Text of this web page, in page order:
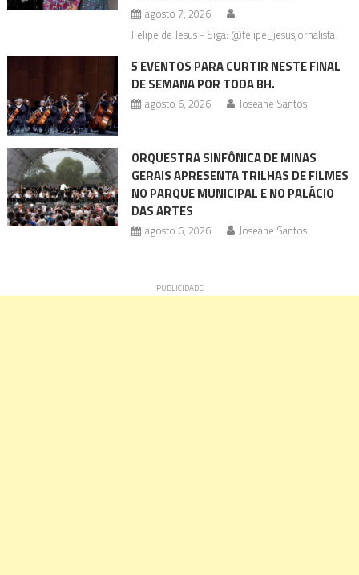
agosto 7, 2026
Felipe de Jesus - Siga: @felipe_jesusjornalista
5 EVENTOS PARA CURTIR NESTE FINAL
DE SEMANA POR TODA BH.
agosto 6, 2026 Joseane Santos
ORQUESTRA SINFÔNICA DE MINAS
GERAIS APRESENTA TRILHAS DE FILMES
NO PARQUE MUNICIPAL E NO PALÁCIO
DAS ARTES
agosto 6, 2026 Joseane Santos